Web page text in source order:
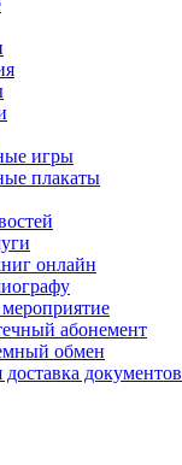
игры
плакаты
онлайн
абонемент
обмен
документов